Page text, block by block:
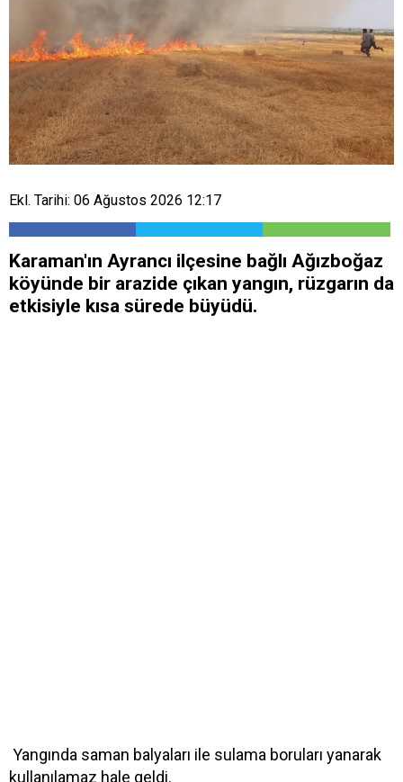
Ekl. Tarihi: 06 Ağustos 2026 12:17
Karaman'ın Ayrancı ilçesine bağlı Ağızboğaz
köyünde bir arazide çıkan yangın, rüzgarın da
etkisiyle kısa sürede büyüdü.
Yangında saman balyaları ile sulama boruları yanarak
kullanılamaz hale geldi.